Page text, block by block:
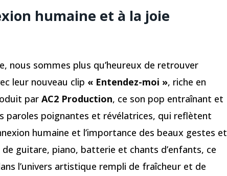
humaine et à la joie
nous sommes plus qu’heureux de retrouver
leur nouveau clip « Entendez-moi », riche en
par AC2 Production, ce son pop entraînant et
paroles poignantes et révélatrices, qui reflètent
humaine et l’importance des beaux gestes et
guitare, piano, batterie et chants d’enfants, ce
l’univers artistique rempli de fraîcheur et de